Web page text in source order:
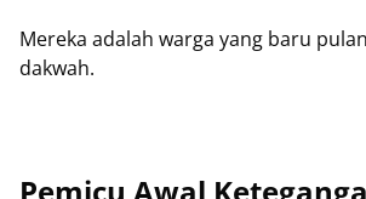
Mereka adalah warga yang baru
dakwah.